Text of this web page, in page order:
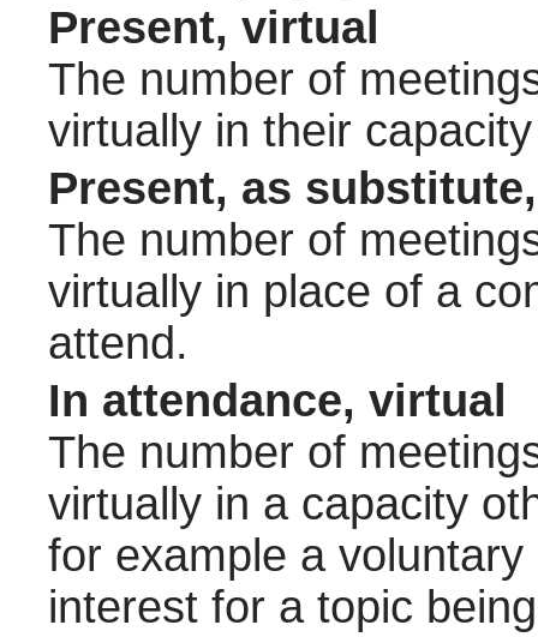
Present, virtual
The number of
virtually in their
Present, as
The number of
virtually in place of a
attend.
In attendance, virtual
The number of
virtually in a capacity
for example a
interest for a topic